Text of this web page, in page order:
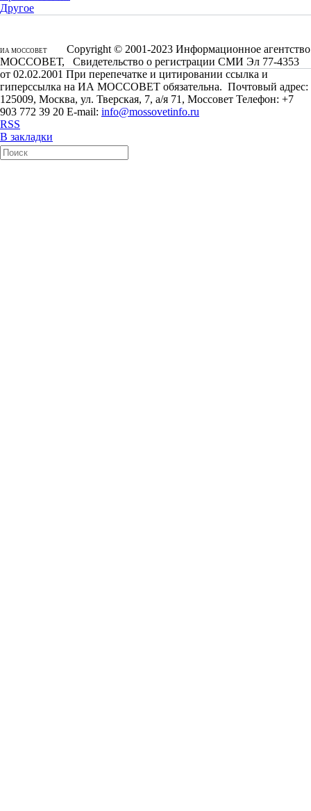
Другое
ИА МОССОВЕТ
Copyright © 2001-2023 Информационное агентство
МОССОВЕТ, Свидетельство о регистрации СМИ Эл 77-4353
от 02.02.2001 При перепечатке и цитировании ссылка и
гиперссылка на ИА МОССОВЕТ обязательна. Почтовый адрес:
125009, Москва, ул. Тверская, 7, а/я 71, Моссовет Телефон: +7
903 772 39 20 E-mail: info@mossovetinfo.ru
RSS
В закладки